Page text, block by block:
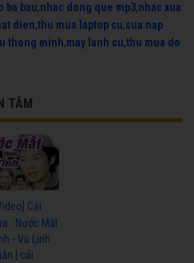
ba bau,nhac dong que mp3,nhac xua
dien,thu mua laptop cu,sua nap
thong minh,may lanh cu,thu mua do
TÂM
Cải
: Nước Mắt
- Vũ Linh
| cải